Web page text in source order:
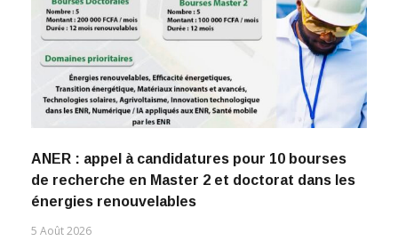
ANER : appel à candidatures pour 10 bourses
de recherche en Master 2 et doctorat dans les
énergies renouvelables
5 Août 2026